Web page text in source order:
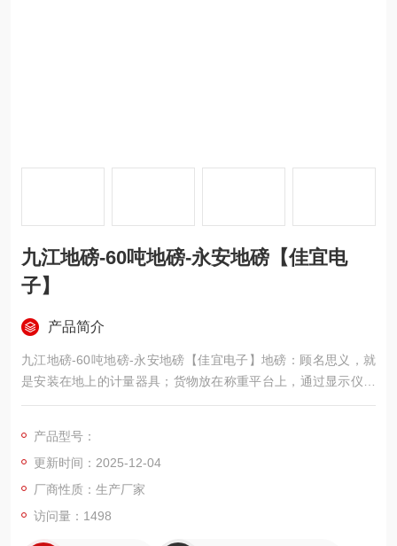
九江地磅-60吨地磅-永安地磅【佳宜电
子】
产品简介
九江地磅-60吨地磅-永安地磅【佳宜电子】地磅：顾名思义，就
是安装在地上的计量器具；货物放在称重平台上，通过显示仪表
直接显示出货物重量的一种设备；想了解或订购120吨地磅的用
放心，热切期等与您的交流和合作！
产品型号：
更新时间：2025-12-04
厂商性质：生产厂家
访问量：1498